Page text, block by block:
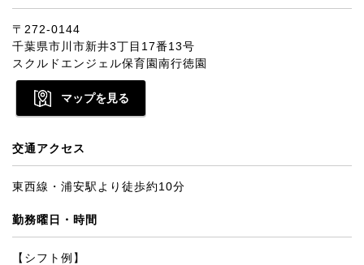
〒272-0144
千葉県市川市新井3丁目17番13号
スクルドエンジェル保育園南行徳園
マップを見る
交通アクセス
東西線・浦安駅より徒歩約10分
勤務曜日・時間
【シフト例】